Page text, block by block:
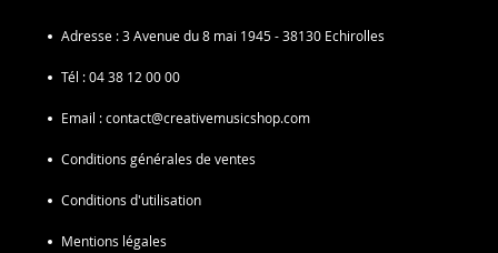
Adresse :3 Avenue du 8 mai 1945 - 38130 Echirolles
Tél :04 38 12 00 00
Email :contact@creativemusicshop.com
Conditions générales de ventes
Conditions d'utilisation
Mentions légales